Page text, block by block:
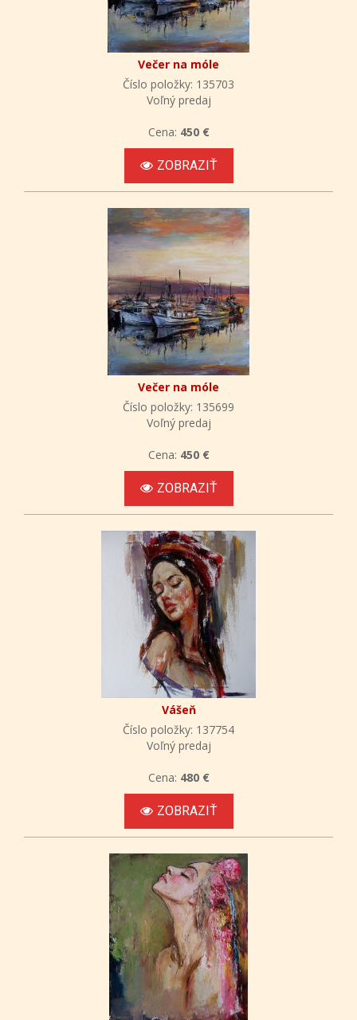
Večer na móle
Číslo položky: 135703
Voľný predaj
Cena: 450 €
ZOBRAZIŤ
Večer na móle
Číslo položky: 135699
Voľný predaj
Cena: 450 €
ZOBRAZIŤ
Vášeň
Číslo položky: 137754
Voľný predaj
Cena: 480 €
ZOBRAZIŤ